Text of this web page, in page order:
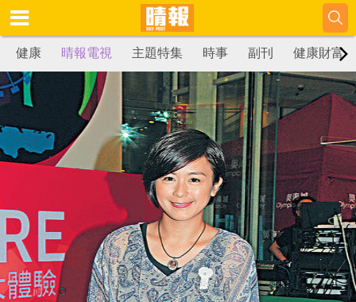
健康 晴報電視 主題特集 時事 副刊 健康財富